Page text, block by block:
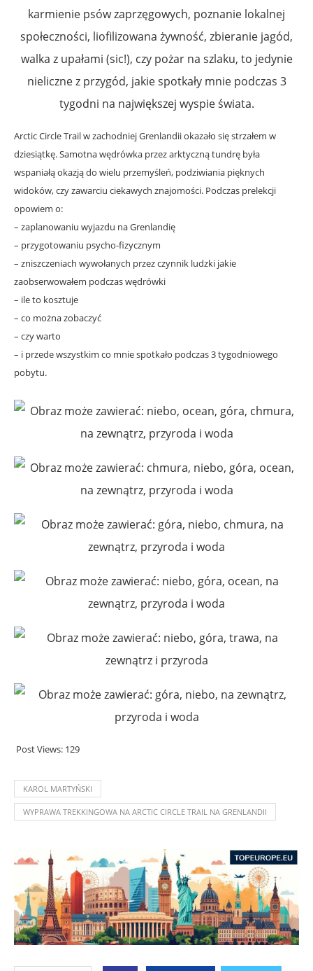
karmienie psów zaprzęgowych, poznanie lokalnej
społeczności, liofilizowana żywność, zbieranie jagód,
walka z upałami (sic!), czy pożar na szlaku, to jedynie
nieliczne z przygód, jakie spotkały mnie podczas 3
tygodni na największej wyspie świata.
Arctic Circle Trail w zachodniej Grenlandii okazało się strzałem w
dziesiątkę. Samotna wędrówka przez arktyczną tundrę była
wspaniałą okazją do wielu przemyśleń, podziwiania pięknych
widoków, czy zawarciu ciekawych znajomości. Podczas prelekcji
opowiem o:
– zaplanowaniu wyjazdu na Grenlandię
– przygotowaniu psycho-fizycznym
– zniszczeniach wywołanych przez czynnik ludzki jakie
zaobserwowałem podczas wędrówki
– ile to kosztuje
– co można zobaczyć
– czy warto
– i przede wszystkim co mnie spotkało podczas 3 tygodniowego
pobytu.
Post Views: 129
KAROL MARTYŃSKI
WYPRAWA TREKKINGOWA NA ARCTIC CIRCLE TRAIL NA GRENLANDII